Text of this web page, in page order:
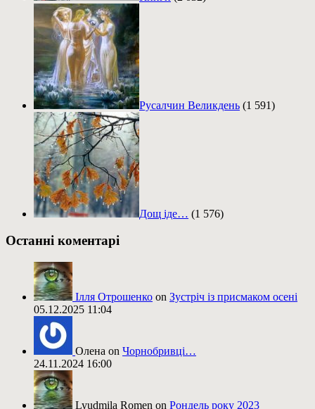
Русалчин Великдень (1 591)
Дощ іде… (1 576)
Останні коментарі
Ілля Отрошенко on Зустріч із присмаком осені
05.12.2025 11:04
Олена on Чорнобривці…
24.11.2024 16:00
Lyudmila Romen on Рондель року 2023